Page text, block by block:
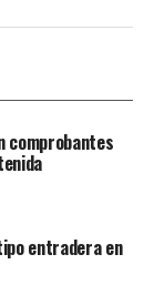
comprobantes
entradera en